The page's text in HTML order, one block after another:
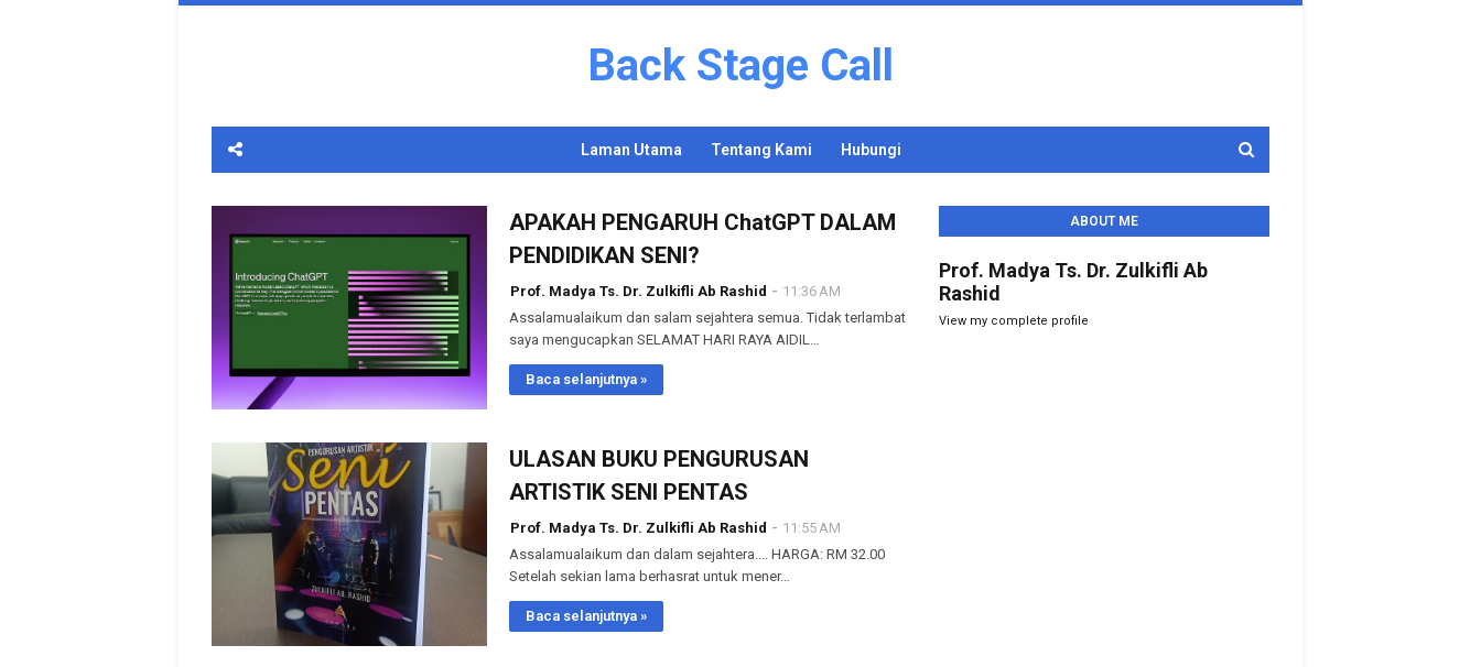
Back Stage Call
Laman Utama Tentang Kami Hubungi
APAKAH PENGARUH ChatGPT DALAM
PENDIDIKAN SENI?
Prof. Madya Ts. Dr. Zulkifli Ab Rashid
11:36 AM
Assalamualaikum dan salam sejahtera semua. Tidak terlambat
saya mengucapkan SELAMAT HARI RAYA AIDIL…
Baca selanjutnya »
ULASAN BUKU PENGURUSAN
ARTISTIK SENI PENTAS
Prof. Madya Ts. Dr. Zulkifli Ab Rashid
11:55 AM
Assalamualaikum dan dalam sejahtera.... HARGA: RM 32.00
Setelah sekian lama berhasrat untuk mener…
Baca selanjutnya »
ABOUT ME
Prof. Madya Ts. Dr. Zulkifli Ab
Rashid
View my complete profile